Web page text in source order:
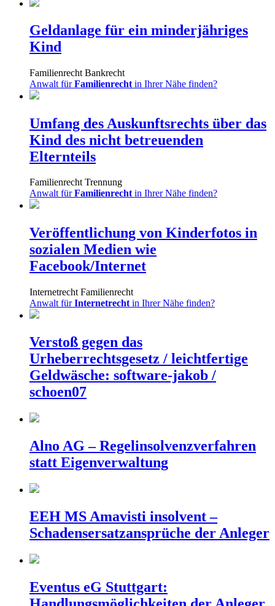
Geldanlage für ein minderjähriges
Kind
Familienrecht Bankrecht
Anwalt fürFamilienrecht in Ihrer Nähe finden?
Umfang des Auskunftsrechts über das
Kind des nicht betreuenden
Elternteils
Familienrecht Trennung
Anwalt fürFamilienrechtin Ihrer Nähe finden?
Veröffentlichung von Kinderfotos in
sozialen Medien wie
Facebook/Internet
Internetrecht Familienrecht
Anwalt fürInternetrecht in Ihrer Nähe finden?
Verstoß gegen das
Urheberrechtsgesetz / leichtfertige
Geldwäsche: software-jakob /
schoen07
Alno AG – Regelinsolvenzverfahren
statt Eigenverwaltung
EEH MS Amavisti insolvent –
Schadensersatzansprüche der Anleger
Eventus eG Stuttgart: